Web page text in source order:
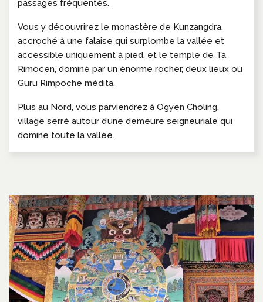
passages fréquentés.
Vous y découvrirez le monastère de Kunzangdra,
accroché à une falaise qui surplombe la vallée et
accessible uniquement à pied, et le temple de Ta
Rimocen, dominé par un énorme rocher, deux lieux où
Guru Rimpoche médita.
Plus au Nord, vous parviendrez à Ogyen Choling,
village serré autour d’une demeure seigneuriale qui
domine toute la vallée.